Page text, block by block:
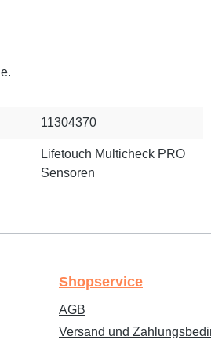
11304370
Lifetouch Multicheck PRO
Sensoren
Shopservice
AGB
Versand und